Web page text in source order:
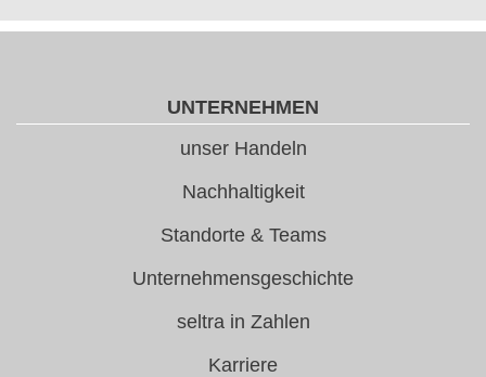
UNTERNEHMEN
unser Handeln
Nachhaltigkeit
Standorte & Teams
Unternehmensgeschichte
seltra in Zahlen
Karriere